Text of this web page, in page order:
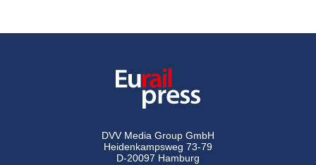
DVV Media Group GmbH
Heidenkampsweg 73-79
D-20097 Hamburg